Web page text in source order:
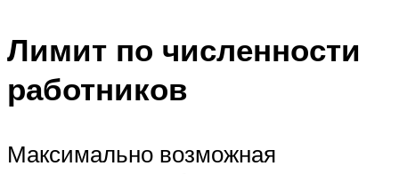
Лимит по численности
работников
Максимально возможная